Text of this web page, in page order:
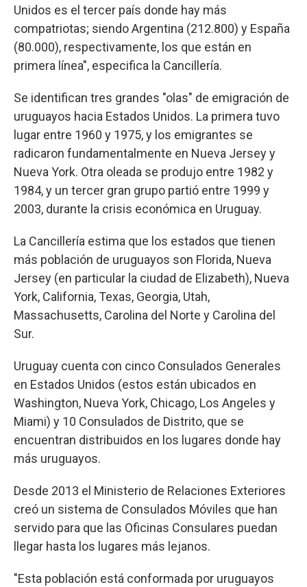
Unidos es el tercer país donde hay más
compatriotas; siendo Argentina (212.800) y España
(80.000), respectivamente, los que están en
primera línea", especifica la Cancillería.
Se identifican tres grandes "olas" de emigración de
uruguayos hacia Estados Unidos. La primera tuvo
lugar entre 1960 y 1975, y los emigrantes se
radicaron fundamentalmente en Nueva Jersey y
Nueva York. Otra oleada se produjo entre 1982 y
1984, y un tercer gran grupo partió entre 1999 y
2003, durante la crisis económica en Uruguay.
La Cancillería estima que los estados que tienen
más población de uruguayos son Florida, Nueva
Jersey (en particular la ciudad de Elizabeth), Nueva
York, California, Texas, Georgia, Utah,
Massachusetts, Carolina del Norte y Carolina del
Sur.
Uruguay cuenta con cinco Consulados Generales
en Estados Unidos (estos están ubicados en
Washington, Nueva York, Chicago, Los Angeles y
Miami) y 10 Consulados de Distrito, que se
encuentran distribuidos en los lugares donde hay
más uruguayos.
Desde 2013 el Ministerio de Relaciones Exteriores
creó un sistema de Consulados Móviles que han
servido para que las Oficinas Consulares puedan
llegar hasta los lugares más lejanos.
"Esta población está conformada por uruguayos